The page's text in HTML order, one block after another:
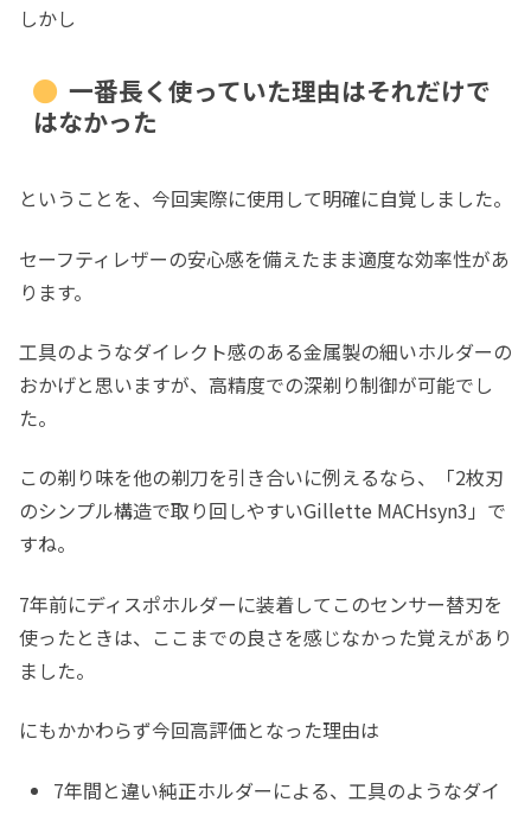
しかし
一番長く使っていた理由はそれだけで
はなかった
ということを、今回実際に使用して明確に自覚しました。
セーフティレザーの安心感を備えたまま適度な効率性があ
ります。
工具のようなダイレクト感のある金属製の細いホルダーの
おかげと思いますが、高精度での深剃り制御が可能でし
た。
この剃り味を他の剃刀を引き合いに例えるなら、「2枚刃
のシンプル構造で取り回しやすいGillette MACHsyn3」で
すね。
7年前にディスポホルダーに装着してこのセンサー替刃を
使ったときは、ここまでの良さを感じなかった覚えがあり
ました。
にもかかわらず今回高評価となった理由は
7年間と違い純正ホルダーによる、工具のようなダイ